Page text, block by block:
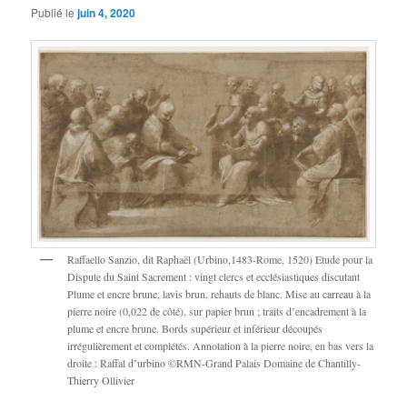
Publié lejuin 4, 2020
Raffaello Sanzio, dit Raphaël (Urbino,1483-Rome, 1520) Etude pour la
Dispute du Saint Sacrement : vingt clercs et ecclésiastiques discutant
Plume et encre brune, lavis brun, rehauts de blanc. Mise au carreau à la
pierre noire (0,022 de côté), sur papier brun ; traits d’encadrement à la
plume et encre brune. Bords supérieur et inférieur découpés
irrégulièrement et complétés. Annotation à la pierre noire, en bas vers la
droite : Raffal d’urbino ©RMN-Grand Palais Domaine de Chantilly-
Thierry Ollivier